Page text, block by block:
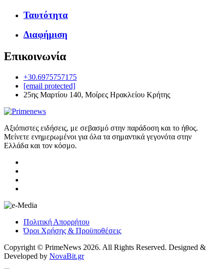
Ταυτότητα
Διαφήμιση
Επικοινωνία
+30.6975757175
[email protected]
25ης Μαρτίου 140, Μοίρες Ηρακλείου Κρήτης
Αξιόπιστες ειδήσεις, με σεβασμό στην παράδοση και το ήθος.
Μείνετε ενημερωμένοι για όλα τα σημαντικά γεγονότα στην
Ελλάδα και τον κόσμο.
Πολιτική Απορρήτου
Όροι Χρήσης & Προϋποθέσεις
Copyright © PrimeNews 2026. All Rights Reserved. Designed &
Developed by NovaBit.gr